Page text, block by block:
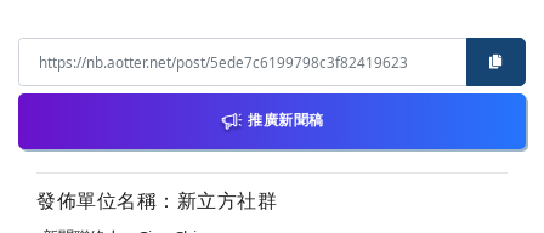
推廣新聞稿
發佈單位名稱：新立方社群